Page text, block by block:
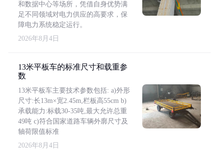
和数据中心等场所，凭借自身优势满
足不同领域对电力供应的高要求，保
障电力系统稳定运行。
2026年8月4日
13米平板车的标准尺寸和载重参
数
13米平板车主要技术参数包括: a)外形
尺寸:长13m×宽2.45m,栏板高55cm b)
承载能力:标载30-35吨,最大允许总重
49吨 c)符合国家道路车辆外廓尺寸及
轴荷限值标准
2026年8月4日